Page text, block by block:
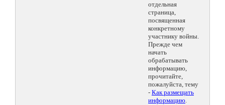
отдельная
страница,
посвященная
конкретному
участнику войны.
Прежде чем
начать
обрабатывать
информацию,
прочитайте,
пожалуйста, тему
- Как размещать
информацию.